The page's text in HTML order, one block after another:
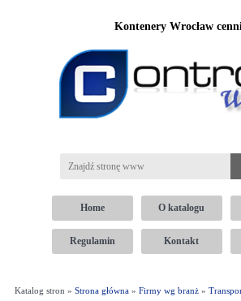
Kontenery Wrocław
Home O katalogu
Regulamin Kontakt
Katalog stron » Strona główna» Firmy wg branż»